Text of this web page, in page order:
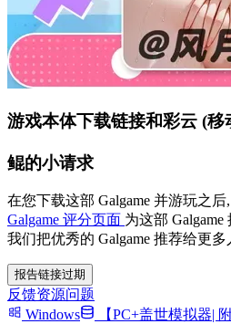
游戏本体下载链接和彩云 (移
鲲的小请求
在您下载这部 Galgame 并游玩之
Galgame 评分页面 为这部
我们把优秀的 Galgame 推荐给更
报告链接过期
反馈资源问题
Windows
【PC+盖世模拟器|